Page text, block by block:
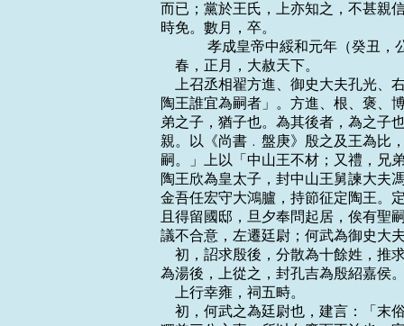
而已；黨於王氏，上亦知之，不甚親
時免。數月，卒。
　　 孝成皇帝中綏和元年（癸丑，
    春，正月，大赦天下。
上召丞相翟方進、御史大夫孔光
陶王誰宜為嗣者」。方進、根、褒、
弟之子，猶子也。為其後者，為之子
親。以《尚書﹒盤庚》殷之及王為比
嗣。」上以「中山王不材；又禮，兄
陶王欣為皇太子，封中山王舅諫大夫
金吾任宏守大鴻臚，持節征定陶王。
且得留國邸，旦夕奉問起居，俟有聖
議不合意，左遷廷尉；何武為御史大
初，詔求殷後，分散為十餘姓，
為湯後，上從之，封孔吉為殷紹嘉侯
    上行幸雍，祠五畤。
初，何武之為廷尉也，建言：「